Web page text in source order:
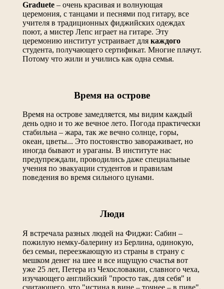
Graduete – очень красивая и волнующая
церемония, с танцами и песнями под гитару, все
учителя в традиционных фиджийских одеждах
поют, а мистер Лепс играет на гитаре. Эту
церемонию институт устраивает для каждого
студента, получающего сертификат. Многие плачут.
Потому что жили и учились как одна семья.
Время на острове
Время на острове замедляется, мы видим каждый
день одно и то же вечное лето. Погода практически
стабильна – жара, так же вечно солнце, горы,
океан, цветы... Это постоянство завораживает, но
иногда бывают и ураганы. В институте нас
предупреждали, проводились даже специальные
учения по эвакуации студентов и правилам
поведения во время сильного цунами.
Люди
Я встречала разных людей на Фиджи: Сабин –
пожилую немку-балерину из Берлина, одинокую,
без семьи, переезжающую из страны в страну с
мешком денег на шее и все ищущую счастья вот
уже 25 лет, Петера из Чехословакии, славного чеха,
изучающего английский "просто так, для себя" и
считающего, что "истина в вине – точнее – в пиве",